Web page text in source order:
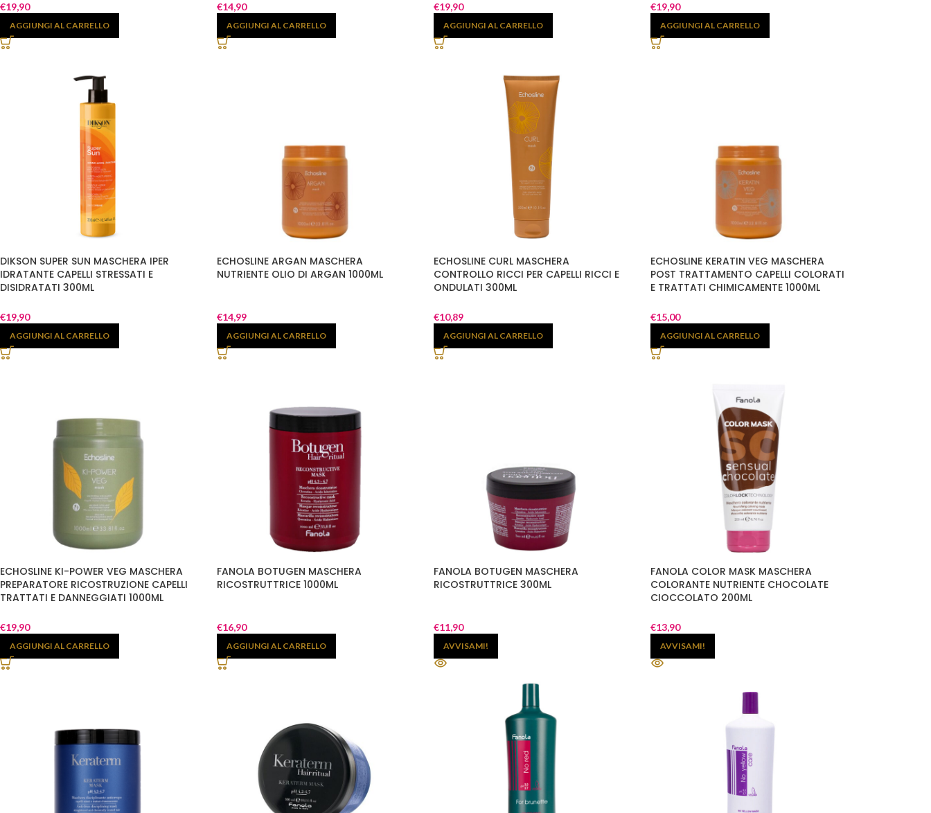
€19,90
AGGIUNGI AL CARRELLO
€14,90
AGGIUNGI AL CARRELLO
€19,90
AGGIUNGI AL CARRELLO
€19,90
AGGIUNGI AL CARRELLO
DIKSON SUPER SUN MASCHERA IPER
IDRATANTE CAPELLI STRESSATI E
DISIDRATATI 300ML
€19,90
AGGIUNGI AL CARRELLO
ECHOSLINE ARGAN MASCHERA
NUTRIENTE OLIO DI ARGAN 1000ML
€14,99
AGGIUNGI AL CARRELLO
ECHOSLINE CURL MASCHERA
CONTROLLO RICCI PER CAPELLI RICCI E
ONDULATI 300ML
€10,89
AGGIUNGI AL CARRELLO
ECHOSLINE KERATIN VEG MASCHERA
POST TRATTAMENTO CAPELLI COLORATI
E TRATTATI CHIMICAMENTE 1000ML
€15,00
AGGIUNGI AL CARRELLO
ECHOSLINE KI-POWER VEG MASCHERA
PREPARATORE RICOSTRUZIONE CAPELLI
TRATTATI E DANNEGGIATI 1000ML
€19,90
AGGIUNGI AL CARRELLO
FANOLA BOTUGEN MASCHERA
RICOSTRUTTRICE 1000ML
€16,90
AGGIUNGI AL CARRELLO
FANOLA BOTUGEN MASCHERA
RICOSTRUTTRICE 300ML
€11,90
AVVISAMI!
FANOLA COLOR MASK MASCHERA
COLORANTE NUTRIENTE CHOCOLATE
CIOCCOLATO 200ML
€13,90
AVVISAMI!